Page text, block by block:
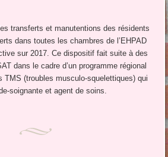
transferts et manutentions des résidents
dans toutes les chambres de l’EHPAD
sur 2017. Ce dispositif fait suite à des
dans le cadre d’un programme régional
TMS (troubles musculo-squelettiques) qui
soignante et agent de soins.